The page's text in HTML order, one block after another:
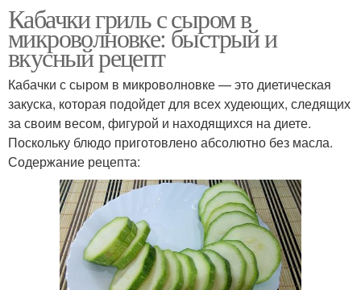
Кабачки гриль с сыром в
микроволновке: быстрый и
вкусный рецепт
Кабачки с сыром в микроволновке — это диетическая
закуска, которая подойдет для всех худеющих, следящих
за своим весом, фигурой и находящихся на диете.
Поскольку блюдо приготовлено абсолютно без масла.
Содержание рецепта: